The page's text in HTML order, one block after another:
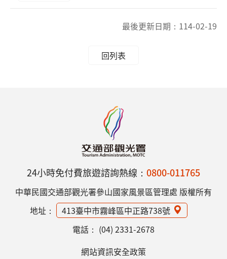
最後更新日期： 114-02-19
回列表
24小時免付費旅遊諮詢熱線： 0800-011765
中華民國交通部觀光署參山國家風景區管理處 版權所有
地址：
413臺中市霧峰區中正路738號
電話： (04) 2331-2678
網站資訊安全政策